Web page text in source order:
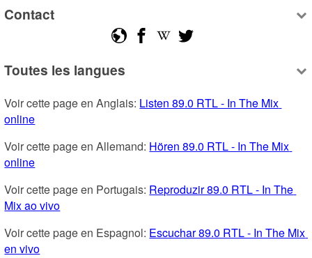
Contact
Toutes les langues
Voir cette page en Anglais: Listen 89.0 RTL - In The Mix
online
Voir cette page en Allemand: Hören 89.0 RTL - In The Mix
online
Voir cette page en Portugais: Reproduzir 89.0 RTL - In The
Mix ao vivo
Voir cette page en Espagnol: Escuchar 89.0 RTL - In The Mix
en vivo